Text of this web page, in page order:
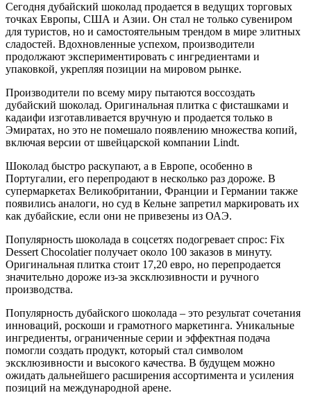
Сегодня дубайский шоколад продается в ведущих торговых
точках Европы, США и Азии. Он стал не только сувениром
для туристов, но и самостоятельным трендом в мире элитных
сладостей. Вдохновленные успехом, производители
продолжают экспериментировать с ингредиентами и
упаковкой, укрепляя позиции на мировом рынке.
Производители по всему миру пытаются воссоздать
дубайский шоколад. Оригинальная плитка с фисташками и
кадаифи изготавливается вручную и продается только в
Эмиратах, но это не помешало появлению множества копий,
включая версии от швейцарской компании Lindt.
Шоколад быстро раскупают, а в Европе, особенно в
Португалии, его перепродают в несколько раз дороже. В
супермаркетах Великобритании, Франции и Германии также
появились аналоги, но суд в Кельне запретил маркировать их
как дубайские, если они не привезены из ОАЭ.
Популярность шоколада в соцсетях подогревает спрос: Fix
Dessert Chocolatier получает около 100 заказов в минуту.
Оригинальная плитка стоит 17,20 евро, но перепродается
значительно дороже из-за эксклюзивности и ручного
производства.
Популярность дубайского шоколада – это результат сочетания
инноваций, роскоши и грамотного маркетинга. Уникальные
ингредиенты, ограниченные серии и эффектная подача
помогли создать продукт, который стал символом
эксклюзивности и высокого качества. В будущем можно
ожидать дальнейшего расширения ассортимента и усиления
позиций на международной арене.